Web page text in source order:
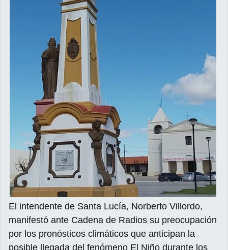
El intendente de Santa Lucía, Norberto Villordo,
manifestó ante Cadena de Radios su preocupación
por los pronósticos climáticos que anticipan la
posible llegada del fenómeno El Niño durante los